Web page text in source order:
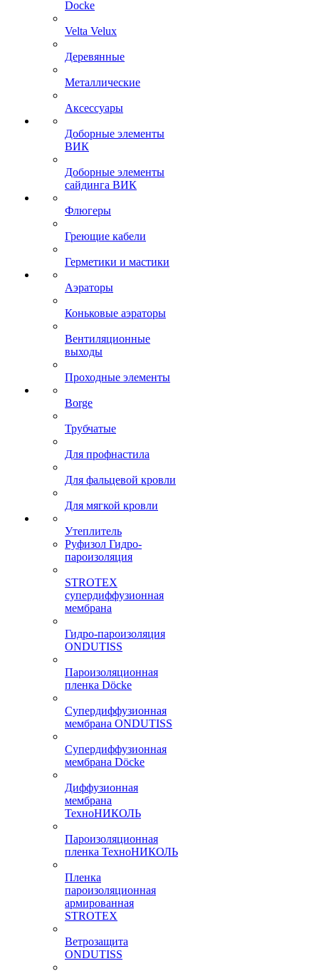
Docke
Velta Velux
Деревянные
Металлические
Аксессуары
Доборные элементы
ВИК
Доборные элементы
сайдинга ВИК
Флюгеры
Греющие кабели
Герметики и мастики
Аэраторы
Коньковые аэраторы
Вентиляционные
выходы
Проходные элементы
Borge
Трубчатые
Для профнастила
Для фальцевой кровли
Для мягкой кровли
Утеплитель
Руфизол Гидро-
пароизоляция
STROTEX
супердиффузионная
мембрана
Гидро-пароизоляция
ONDUTISS
Пароизоляционная
пленка Döcke
Супердиффузионная
мембрана ONDUTISS
Супердиффузионная
мембрана Döcke
Диффузионная
мембрана
ТехноНИКОЛЬ
Пароизоляционная
пленка ТехноНИКОЛЬ
Пленка
пароизоляционная
армированная
STROTEX
Ветрозащита
ONDUTISS